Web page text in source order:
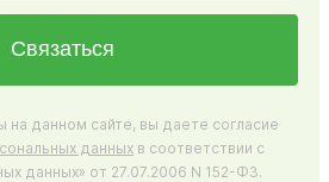
Связаться
данном сайте, вы даете согласие
данных в соответствии с
данных» от 27.07.2006 N 152-ФЗ.